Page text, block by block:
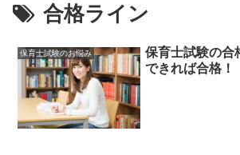
合格ライン
保育士試験のお悩み
保育士試験の
できれば合格！